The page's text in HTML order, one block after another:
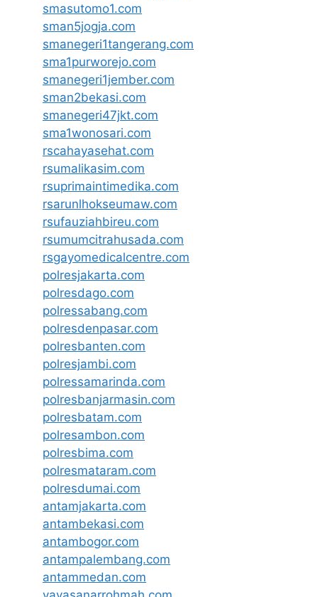
smasutomo1.com
sman5jogja.com
smanegeri1tangerang.com
sma1purworejo.com
smanegeri1jember.com
sman2bekasi.com
smanegeri47jkt.com
sma1wonosari.com
rscahayasehat.com
rsumalikasim.com
rsuprimaintimedika.com
rsarunlhokseumaw.com
rsufauziahbireu.com
rsumumcitrahusada.com
rsgayomedicalcentre.com
polresjakarta.com
polresdago.com
polressabang.com
polresdenpasar.com
polresbanten.com
polresjambi.com
polressamarinda.com
polresbanjarmasin.com
polresbatam.com
polresambon.com
polresbima.com
polresmataram.com
polresdumai.com
antamjakarta.com
antambekasi.com
antambogor.com
antampalembang.com
antammedan.com